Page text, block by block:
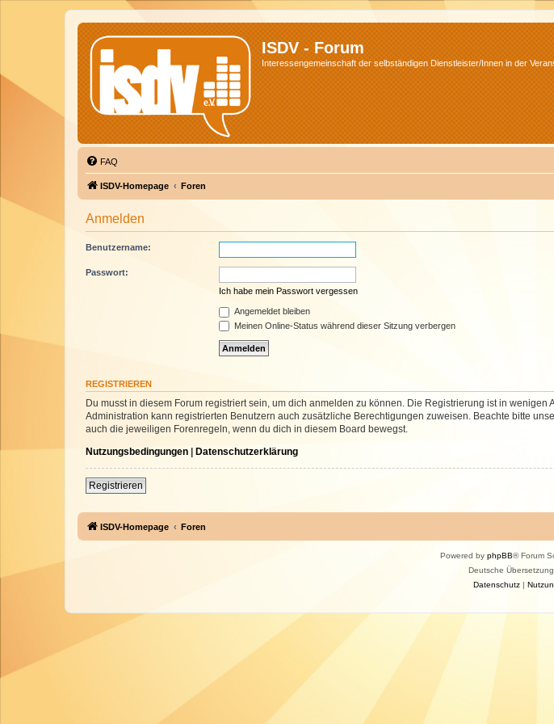
ISDV - Forum
Interessengemeinschaft der selbständigen Dienstleister/Innen in der
FAQ
ISDV-Homepage Foren
Anmelden
Benutzername:
Passwort:
Ich habe mein Passwort vergessen
Angemeldet bleiben
Meinen Online-Status während dieser Sitzung verbergen
REGISTRIEREN
Du musst in diesem Forum registriert sein, um dich anmelden zu können. Die Registrierung ist in
Administration kann registrierten Benutzern auch zusätzliche Berechtigungen zuweisen. Beachte bitte
auch die jeweiligen Forenregeln, wenn du dich in diesem Board bewegst.
Nutzungsbedingungen | Datenschutzerklärung
Registrieren
ISDV-Homepage Foren
Powered by phpBB® Forum
Deutsche
Datenschutz|